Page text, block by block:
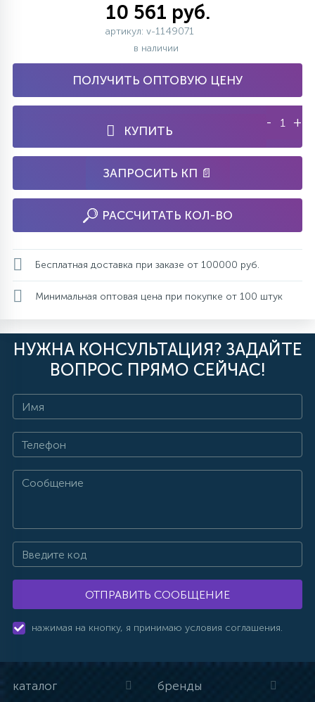
10 561 руб.
артикул: v-1149071
в наличии
ПОЛУЧИТЬ ОПТОВУЮ ЦЕНУ
КУПИТЬ
- +
ЗАПРОСИТЬ КП 📄
РАССЧИТАТЬ КОЛ-ВО
Бесплатная доставка при заказе от 100000 руб.
Минимальная оптовая цена при покупке от 100 штук
НУЖНА КОНСУЛЬТАЦИЯ? ЗАДАЙТЕ
ВОПРОС ПРЯМО СЕЙЧАС!
ОТПРАВИТЬ СООБЩЕНИЕ
нажимая на кнопку, я принимаю условия соглашения.
каталог бренды